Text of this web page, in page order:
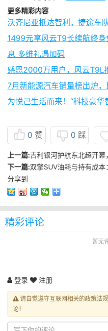
更多精彩内容
沃齐尼亚抵达智利，捷途车
1499元享风云T9长续航终
息 多维礼遇加码
感恩2000万用户，风云T9L
7月新能源汽车销量榜出炉
为悦己生活而来！“科技豪
0 赞 0 踩
上一篇:吉利银河护航东北超开
下一篇:双擎SUV油耗与持有成
分享到
精彩评论
暂无
登录 注册
请自觉遵守互联网相关的政策法
论！